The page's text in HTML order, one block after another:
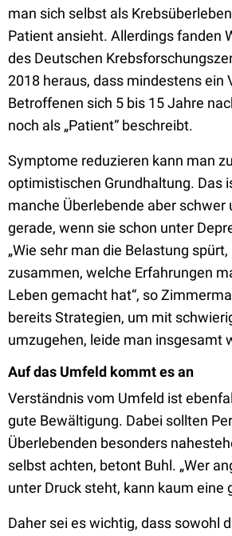
man sich selbst als
Patient ansieht. Allerdings fanden
des Deutschen
2018 heraus, dass mindestens ein
Betroffenen sich 5 bis 15 Jahre
noch als „Patient“ beschreibt.
Symptome reduzieren kann man
optimistischen Grundhaltung. Das
manche Überlebende aber schwer
gerade, wenn sie schon unter
„Wie sehr man die Belastung
zusammen, welche Erfahrungen
Leben gemacht hat“, so
bereits Strategien, um mit
umzugehen, leide man insgesamt
Auf das Umfeld kommt es an
Verständnis vom Umfeld ist
gute Bewältigung. Dabei sollten
Überlebenden besonders
selbst achten, betont Buhl. „Wer
unter Druck steht, kann kaum eine
Daher sei es wichtig, dass sowohl